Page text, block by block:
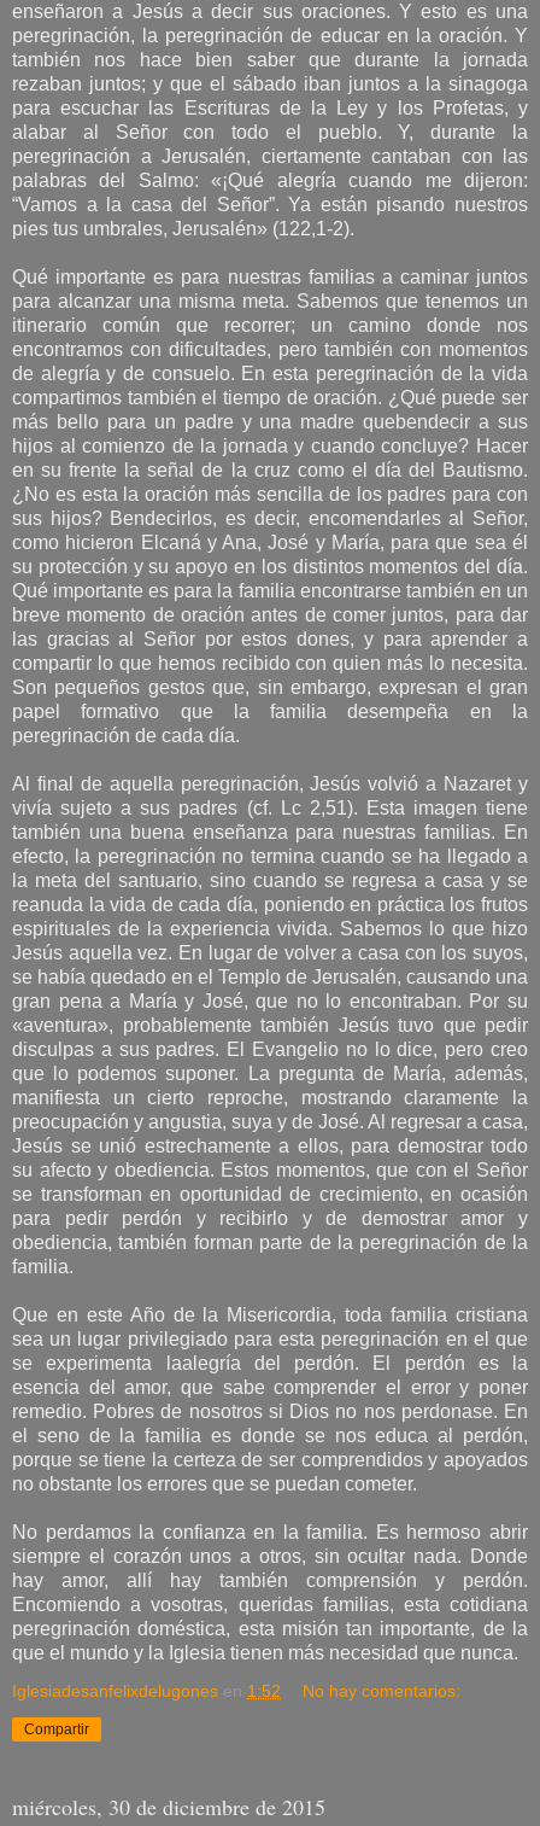
enseñaron a Jesús a decir sus oraciones. Y esto es una
peregrinación, la peregrinación de educar en la oración. Y
también nos hace bien saber que durante la jornada
rezaban juntos; y que el sábado iban juntos a la sinagoga
para escuchar las Escrituras de la Ley y los Profetas, y
alabar al Señor con todo el pueblo. Y, durante la
peregrinación a Jerusalén, ciertamente cantaban con las
palabras del Salmo: «¡Qué alegría cuando me dijeron:
“Vamos a la casa del Señor”. Ya están pisando nuestros
pies tus umbrales, Jerusalén» (122,1-2).
Qué importante es para nuestras familias a caminar juntos
para alcanzar una misma meta. Sabemos que tenemos un
itinerario común que recorrer; un camino donde nos
encontramos con dificultades, pero también con momentos
de alegría y de consuelo. En esta peregrinación de la vida
compartimos también el tiempo de oración. ¿Qué puede ser
más bello para un padre y una madre quebendecir a sus
hijos al comienzo de la jornada y cuando concluye? Hacer
en su frente la señal de la cruz como el día del Bautismo.
¿No es esta la oración más sencilla de los padres para con
sus hijos? Bendecirlos, es decir, encomendarles al Señor,
como hicieron Elcaná y Ana, José y María, para que sea él
su protección y su apoyo en los distintos momentos del día.
Qué importante es para la familia encontrarse también en un
breve momento de oración antes de comer juntos, para dar
las gracias al Señor por estos dones, y para aprender a
compartir lo que hemos recibido con quien más lo necesita.
Son pequeños gestos que, sin embargo, expresan el gran
papel formativo que la familia desempeña en la
peregrinación de cada día.
Al final de aquella peregrinación, Jesús volvió a Nazaret y
vivía sujeto a sus padres (cf. Lc 2,51). Esta imagen tiene
también una buena enseñanza para nuestras familias. En
efecto, la peregrinación no termina cuando se ha llegado a
la meta del santuario, sino cuando se regresa a casa y se
reanuda la vida de cada día, poniendo en práctica los frutos
espirituales de la experiencia vivida. Sabemos lo que hizo
Jesús aquella vez. En lugar de volver a casa con los suyos,
se había quedado en el Templo de Jerusalén, causando una
gran pena a María y José, que no lo encontraban. Por su
«aventura», probablemente también Jesús tuvo que pedir
disculpas a sus padres. El Evangelio no lo dice, pero creo
que lo podemos suponer. La pregunta de María, además,
manifiesta un cierto reproche, mostrando claramente la
preocupación y angustia, suya y de José. Al regresar a casa,
Jesús se unió estrechamente a ellos, para demostrar todo
su afecto y obediencia. Estos momentos, que con el Señor
se transforman en oportunidad de crecimiento, en ocasión
para pedir perdón y recibirlo y de demostrar amor y
obediencia, también forman parte de la peregrinación de la
familia.
Que en este Año de la Misericordia, toda familia cristiana
sea un lugar privilegiado para esta peregrinación en el que
se experimenta laalegría del perdón. El perdón es la
esencia del amor, que sabe comprender el error y poner
remedio. Pobres de nosotros si Dios no nos perdonase. En
el seno de la familia es donde se nos educa al perdón,
porque se tiene la certeza de ser comprendidos y apoyados
no obstante los errores que se puedan cometer.
No perdamos la confianza en la familia. Es hermoso abrir
siempre el corazón unos a otros, sin ocultar nada. Donde
hay amor, allí hay también comprensión y perdón.
Encomiendo a vosotras, queridas familias, esta cotidiana
peregrinación doméstica, esta misión tan importante, de la
que el mundo y la Iglesia tienen más necesidad que nunca.
Iglesiadesanfelixdelugones en 1:52 No hay comentarios:
Compartir
miércoles, 30 de diciembre de 2015